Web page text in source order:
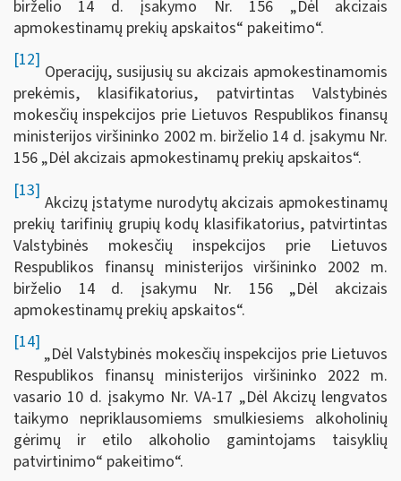
birželio 14 d. įsakymo Nr. 156 „Dėl akcizais
apmokestinamų prekių apskaitos“ pakeitimo“.
[12]
Operacijų, susijusių su akcizais apmokestinamomis
prekėmis, klasifikatorius, patvirtintas Valstybinės
mokesčių inspekcijos prie Lietuvos Respublikos finansų
ministerijos viršininko 2002 m. birželio 14 d. įsakymu Nr.
156 „Dėl akcizais apmokestinamų prekių apskaitos“.
[13]
Akcizų įstatyme nurodytų akcizais apmokestinamų
prekių tarifinių grupių kodų klasifikatorius, patvirtintas
Valstybinės mokesčių inspekcijos prie Lietuvos
Respublikos finansų ministerijos viršininko 2002 m.
birželio 14 d. įsakymu Nr. 156 „Dėl akcizais
apmokestinamų prekių apskaitos“.
[14]
„Dėl Valstybinės mokesčių inspekcijos prie Lietuvos
Respublikos finansų ministerijos viršininko 2022 m.
vasario 10 d. įsakymo Nr. VA-17 „Dėl Akcizų lengvatos
taikymo nepriklausomiems smulkiesiems alkoholinių
gėrimų ir etilo alkoholio gamintojams taisyklių
patvirtinimo“ pakeitimo“.